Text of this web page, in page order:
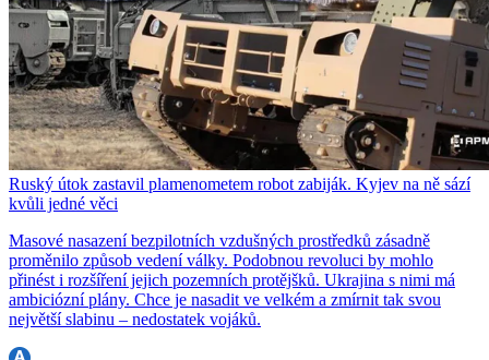
Ruský útok zastavil plamenometem robot zabiják. Kyjev na ně sází
kvůli jedné věci
Masové nasazení bezpilotních vzdušných prostředků zásadně
proměnilo způsob vedení války. Podobnou revoluci by mohlo
přinést i rozšíření jejich pozemních protějšků. Ukrajina s nimi má
ambiciózní plány. Chce je nasadit ve velkém a zmírnit tak svou
největší slabinu – nedostatek vojáků.